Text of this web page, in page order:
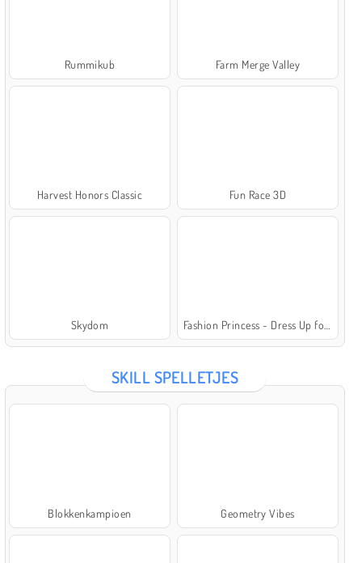
Rummikub Farm Merge Valley
Harvest Honors Classic Fun Race 3D
Skydom Fashion Princess - Dress Up for Girls
SKILL SPELLETJES
Blokkenkampioen Geometry Vibes